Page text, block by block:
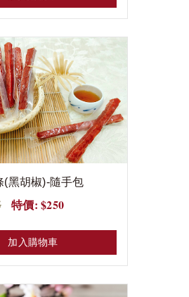
(黑胡椒)-隨手包
特價: $250
加入購物車